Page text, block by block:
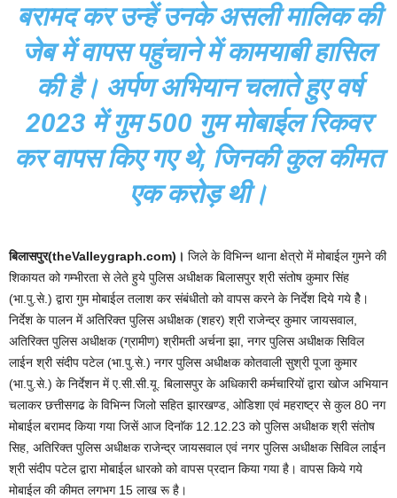
बरामद कर उन्हें उनके असली मालिक की
जेब में वापस पहुंचाने में कामयाबी हासिल
की है। अर्पण अभियान चलाते हुए वर्ष
2023 में गुम 500 गुम मोबाईल रिकवर
कर वापस किए गए थे, जिनकी कुल कीमत
एक करोड़ थी।
बिलासपुर(theValleygraph.com)। जिले के विभिन्न थाना क्षेत्रो में मोबाईल गुमने की
शिकायत को गम्भीरता से लेते हुये पुलिस अधीक्षक बिलासपुर श्री संतोष कुमार सिंह
(भा.पु.से.) द्वारा गुम मोबाईल तलाश कर संबंधीतो को वापस करने के निर्देश दिये गये हेै।
निर्देश के पालन में अतिरिक्त पुलिस अधीक्षक (शहर) श्री राजेन्द्र कुमार जायसवाल,
अतिरिक्त पुलिस अधीक्षक (ग्रामीण) श्रीमती अर्चना झा, नगर पुलिस अधीक्षक सिविल
लाईन श्री संदीप पटेल (भा.पु.से.) नगर पुलिस अधीक्षक कोतवाली सुश्री पूजा कुमार
(भा.पु.से.) के निर्देशन में ए.सी.सी.यू. बिलासपुर के अधिकारी कर्मचारियों द्वारा खोज अभियान
चलाकर छत्तीसगढ के विभिन्न जिलो सहित झारखण्ड, ओडिशा एवं महराष्ट्र से कुल 80 नग
मोबाईल बरामद किया गया जिसें आज दिनाॅक 12.12.23 को पुलिस अधीक्षक श्री संतोष
सिह, अतिरिक्त पुलिस अधीक्षक राजेन्द्र जायसवाल एवं नगर पुलिस अधीक्षक सिविल लाईन
श्री संदीप पटेल द्वारा मोबाईल धारको को वापस प्रदान किया गया है। वापस किये गये
मोबाईल की कीमत लगभग 15 लाख रू है।